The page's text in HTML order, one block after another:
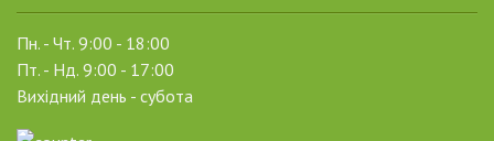
Пн. - Чт. 9:00 - 18:00
Пт. - Нд. 9:00 - 17:00
Вихідний день - субота